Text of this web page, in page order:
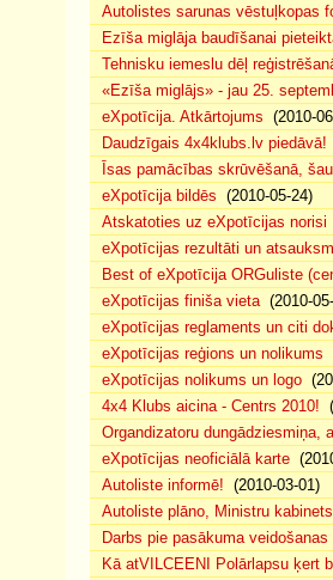
Autolistes sarunas vēstuļkopas
Ezīša miglāja baudīšanai
Tehnisku iemeslu dēļ
«Ezīša miglājs» - jau 25.
eXpotīcija. Atkārtojums (2010-
Daudzīgais 4x4klubs.lv piedāvā!
Īsas pamācības skrūvēšanā,
eXpotīcija bildēs (2010-05-24)
Atskatoties uz eXpotīcijas norisi
eXpotīcijas rezultāti un
Best of eXpotīcija ORGuliste
eXpotīcijas finiša vieta(2010-
eXpotīcijas reglaments un citi
eXpotīcijas reģions un nolikums
eXpotīcijas nolikums un logo
4x4 Klubs aicina - Centrs 2010!
Organdizatoru dungādziesmiņa,
eXpotīcijas neoficiālā karte
Autoliste informē! (2010-03-01)
Autoliste plāno, Ministru
Darbs pie pasākuma
Kā atVILCEENI Polārlapsu ķert